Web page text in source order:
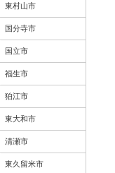
東村山市
国分寺市
国立市
福生市
狛江市
東大和市
清瀬市
東久留米市